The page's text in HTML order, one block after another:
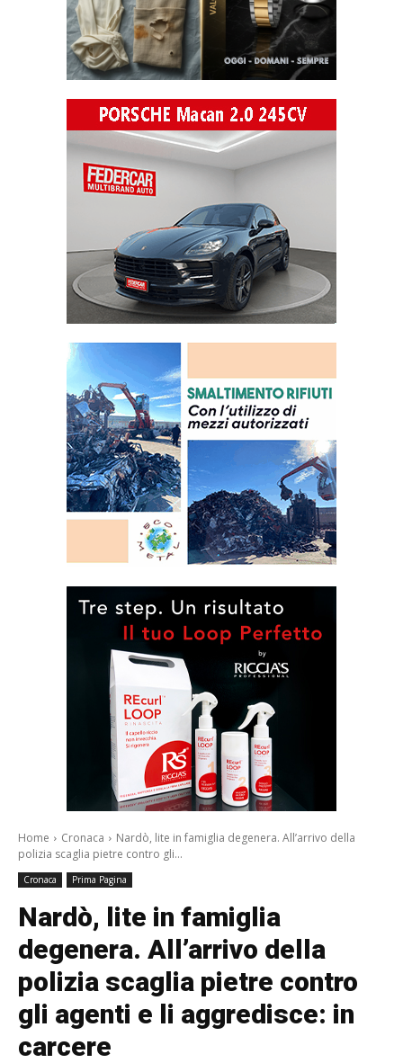
Home Cronaca
Nardò, lite in famiglia degenera. All’arrivo della
polizia scaglia pietre contro gli...
Cronaca Prima Pagina
Nardò, lite in famiglia
degenera. All’arrivo della
polizia scaglia pietre contro
gli agenti e li aggredisce: in
carcere